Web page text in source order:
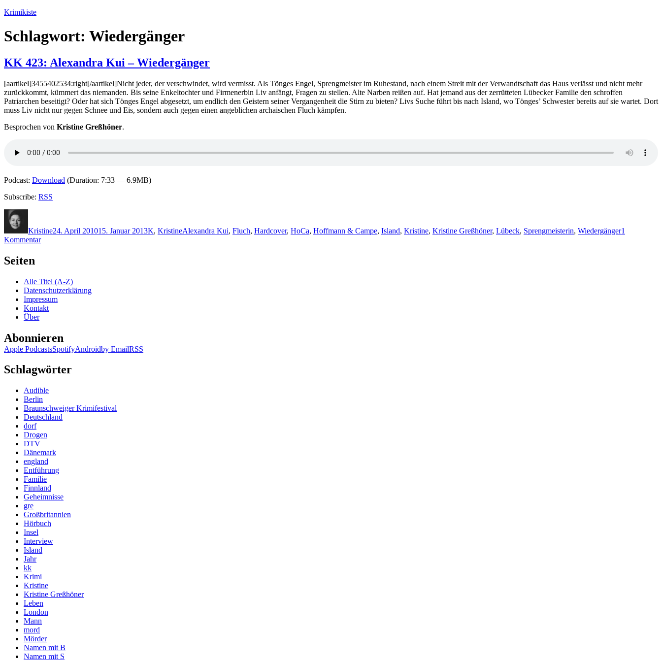
Zum
springen
Krimikiste
Schlagwort: Wiedergänger
KK 423: Alexandra Kui – Wiedergänger
[aartikel]3455402534:right[/aartikel]Nicht jeder, der verschwindet, wird vermisst. Als Tönges Engel, Sprengmeister im Ruhestand, nach einem Streit mit der Verwandtschaft das Haus verlässt und nicht mehr
zurückkommt, kümmert das niemanden. Bis seine Enkeltochter und Firmenerbin Liv anfängt, Fragen zu stellen. Alte Narben reißen auf. Hat jemand aus der zerrütteten Lübecker Familie den schroffen
Patriarchen beseitigt? Oder hat sich Tönges Engel abgesetzt, um endlich den Geistern seiner Vergangenheit die Stirn zu bieten? Livs Suche führt bis nach Island, wo Tönges’ Schwester bereits auf sie wartet. Dort
muss Liv nicht nur gegen Schnee und Eis, sondern auch gegen einen angeblichen archaischen Fluch kämpfen.
Besprochen von Kristine Greßhöner.
Podcast: Download (Duration: 7:33 — 6.9MB)
Subscribe: RSS
Kristine24. April 201015. Januar 2013K, KristineAlexandra Kui, Fluch, Hardcover, HoCa, Hoffmann & Campe, Island, Kristine, Kristine Greßhöner, Lübeck, Sprengmeisterin, Wiedergänger1
Kommentarzu
–
Wiedergänger
Seiten
Alle Titel (A-Z)
Datenschutzerklärung
Impressum
Kontakt
Über
Abonnieren
Apple PodcastsSpotifyAndroidby EmailRSS
Schlagwörter
Audible
Berlin
Braunschweiger Krimifestival
Deutschland
dorf
Drogen
DTV
Dänemark
england
Entführung
Familie
Finnland
Geheimnisse
gre
Großbritannien
Hörbuch
Insel
Interview
Island
Jahr
kk
Krimi
Kristine
Kristine Greßhöner
Leben
London
Mann
mord
Mörder
Namen mit B
Namen mit S